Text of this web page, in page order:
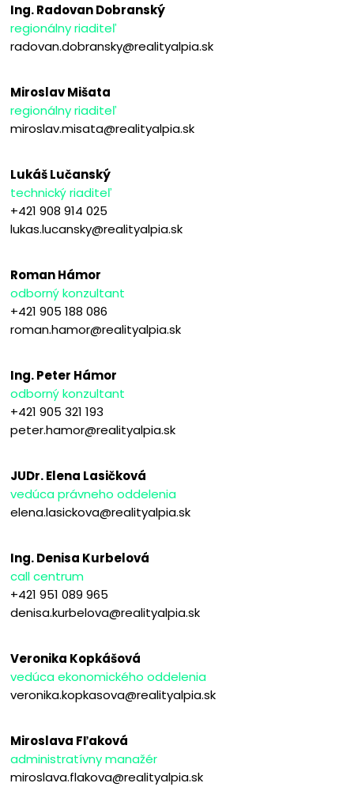
Ing. Radovan Dobranský
regionálny riaditeľ
radovan.dobransky@realityalpia.sk
Miroslav Mišata
regionálny riaditeľ
miroslav.misata@realityalpia.sk
Lukáš Lučanský
technický riaditeľ
+421 908 914 025
lukas.lucansky@realityalpia.sk
Roman Hámor
odborný konzultant
+421 905 188 086
roman.hamor@realityalpia.sk
Ing. Peter Hámor
odborný konzultant
+421 905 321 193
peter.hamor@realityalpia.sk
JUDr. Elena Lasičková
vedúca právneho oddelenia
elena.lasickova@realityalpia.sk
Ing. Denisa Kurbelová
call centrum
+421 951 089 965
denisa.kurbelova@realityalpia.sk
Veronika Kopkášová
vedúca ekonomického oddelenia
veronika.kopkasova@realityalpia.sk
Miroslava Fľaková
administratívny manažér
miroslava.flakova@realityalpia.sk